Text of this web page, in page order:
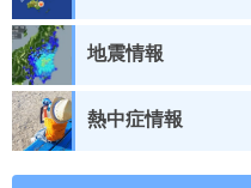
地震情報
熱中症情報